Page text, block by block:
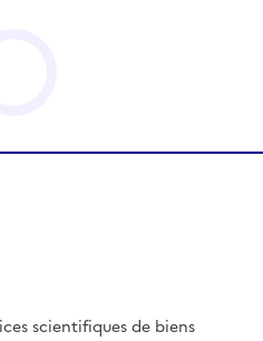
scientifiques de biens